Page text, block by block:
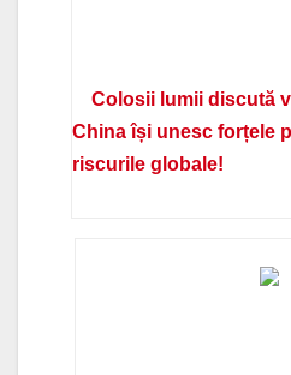
Colosii lumii discută
China își unesc forțele
riscurile globale!